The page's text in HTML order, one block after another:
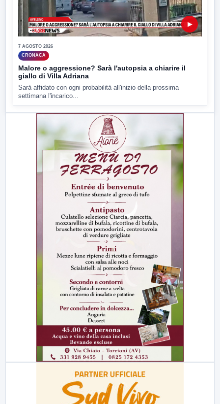
▶
7 AGOSTO 2026
CRONACA
Malore o aggressione? Sarà l'autopsia a chiarire il
giallo di Villa Adriana
Sarà affidato con ogni probabilità all'inizio della prossima
settimana l'incarico...